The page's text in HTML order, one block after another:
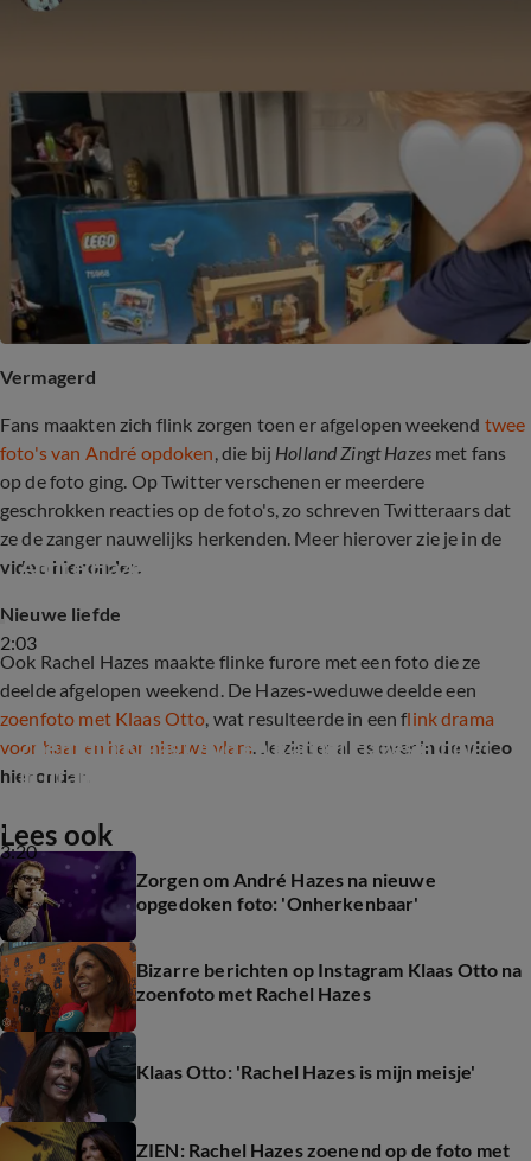
Vermagerd
Fans maakten zich flink zorgen toen er afgelopen weekend twee
foto's van André opdoken, die bij Holland Zingt Hazes met fans
op de foto ging. Op Twitter verschenen er meerdere
geschrokken reacties op de foto's, zo schreven Twitteraars dat
ze de zanger nauwelijks herkenden. Meer hierover zie je in de
video hieronder.
2:03
André Hazes weer in het openbaar gespot
Nieuwe liefde
Ook Rachel Hazes maakte flinke furore met een foto die ze
deelde afgelopen weekend. De Hazes-weduwe deelde een
zoenfoto met Klaas Otto, wat resulteerde in een flink drama
voor haar en haar nieuwe vlam. Je ziet er alles over in de video
hieronder
3:20
Zoenfoto Klaas Otto en Rachel Hazes eindigt
in drama
Lees ook
Zorgen om André Hazes na nieuwe
opgedoken foto: 'Onherkenbaar'
Bizarre berichten op Instagram Klaas Otto na
zoenfoto met Rachel Hazes
Klaas Otto: 'Rachel Hazes is mijn meisje'
ZIEN: Rachel Hazes zoenend op de foto met